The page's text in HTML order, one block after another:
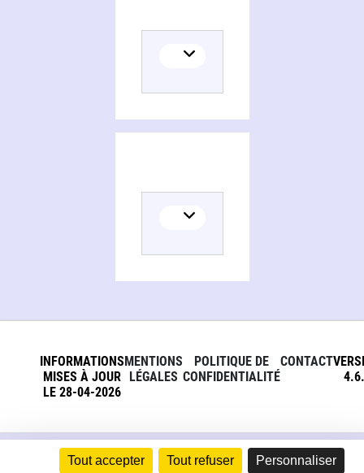
Tout accepter Tout refuser Personnaliser
INFORMATIONS
MISES À JOUR
LE 28-04-2026
MENTIONS
LÉGALES
POLITIQUE DE
CONFIDENTIALITÉ
CONTACT